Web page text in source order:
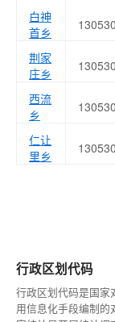
白神
首乡
荆家
庄乡
西流
乡
仁让
里乡
行政区划代码
行政区划代码是国家
用信息化手段编制